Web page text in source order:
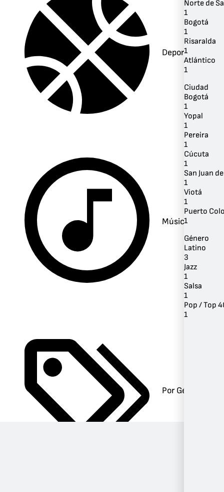
Deportes
Música
Por Género
Norte de
1
Bogotá
1
Risaralda
1
Atlántico
1
Ciudad
Bogotá
1
Yopal
1
Pereira
1
Cúcuta
1
San Juan
1
Viotá
1
Puerto
1
Género
Latino
3
Jazz
1
Salsa
1
Pop / Top
1